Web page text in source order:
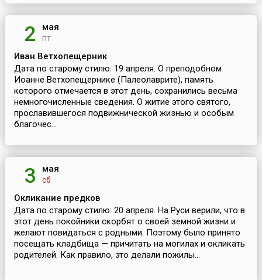
2 мая
пт
Иван Ветхопещерник
Дата по старому стилю: 19 апреля. О преподобном
Иоанне Ветхопещернике (Палеолаврите), память
которого отмечается в этот день, сохранились весьма
немногочисленные сведения. О житие этого святого,
прославившегося подвижнической жизнью и особым
благочес...
3 мая
сб
Окликание предков
Дата по старому стилю: 20 апреля. На Руси верили, что в
этот день покойники скорбят о своей земной жизни и
желают повидаться с родными. Поэтому было принято
посещать кладбища — причитать на могилах и окликать
родителей. Как правило, это делали пожилы...